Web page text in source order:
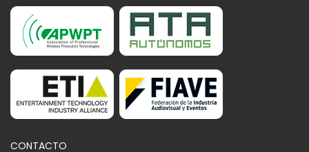
CONTACTO